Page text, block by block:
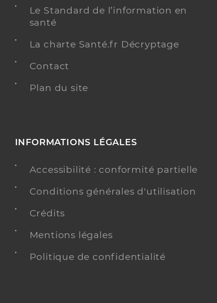
Le Standard de l’information en
santé
La charte Santé.fr Décryptage
Contact
Plan du site
INFORMATIONS LÉGALES
Accessibilité : conformité partielle
Conditions générales d'utilisation
Crédits
Mentions légales
Politique de confidentialité